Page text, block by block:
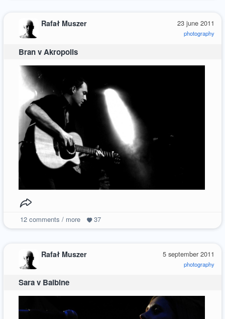
23 june 2011
photography
Rafał Muszer
Bran v Akropolis
12comments / more 37
5 september 2011
photography
Rafał Muszer
Sara v Balbine